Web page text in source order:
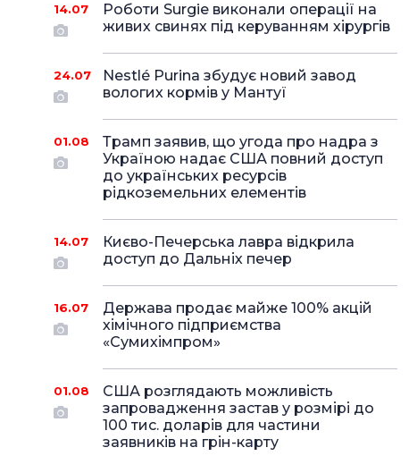
14.07
Роботи Surgie виконали операції на
живих свинях під керуванням хірургів
24.07
Nestlé Purina збудує новий завод
вологих кормів у Мантуї
01.08
Трамп заявив, що угода про надра з
Україною надає США повний доступ
до українських ресурсів
рідкоземельних елементів
14.07
Києво-Печерська лавра відкрила
доступ до Дальніх печер
16.07
Держава продає майже 100% акцій
хімічного підприємства
«Сумихімпром»
01.08
США розглядають можливість
запровадження застав у розмірі до
100 тис. доларів для частини
заявників на грін-карту